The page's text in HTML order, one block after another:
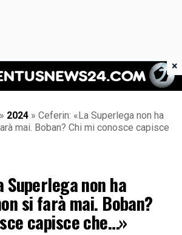
Juventus News 24
» 2024 » Ceferin: «La Superlega non ha
mai. Boban? Chi mi conosce capisce
Superlega non ha
si farà mai. Boban?
capisce che…»
×